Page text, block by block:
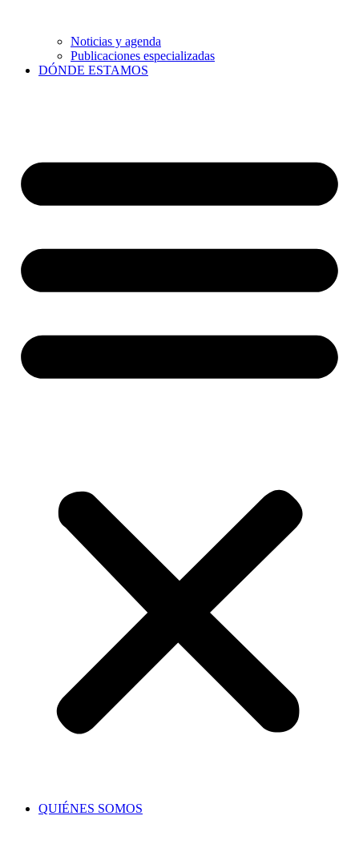
Noticias y agenda
Publicaciones especializadas
DÓNDE ESTAMOS
QUIÉNES SOMOS